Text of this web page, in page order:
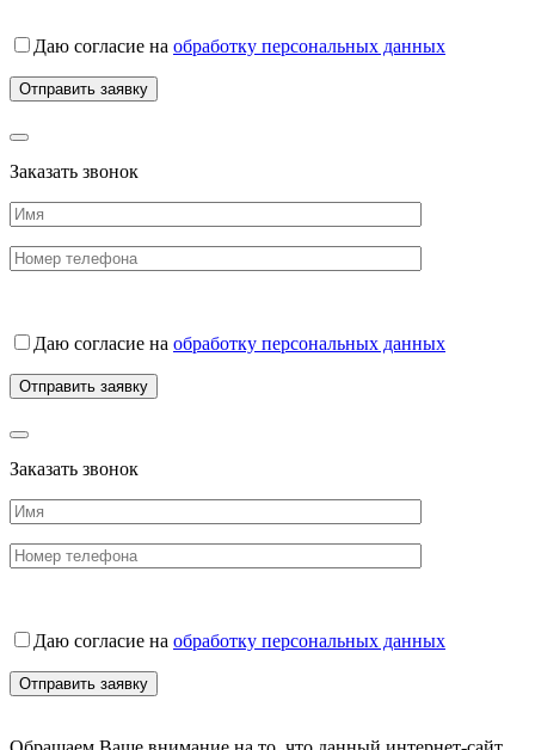
Даю согласие на обработку персональных данных
Заказать звонок
Даю согласие на обработку персональных данных
Заказать звонок
Даю согласие на обработку персональных данных